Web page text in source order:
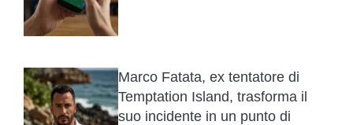
Marco Fatata, ex tentatore di
Temptation Island, trasforma il
suo incidente in un punto di